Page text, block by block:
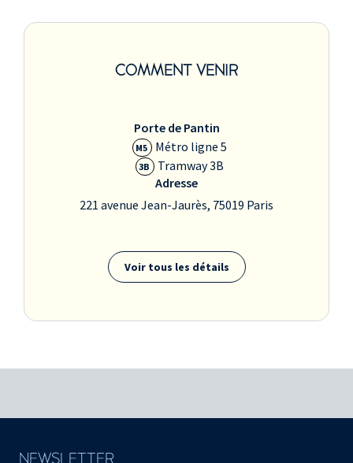
14:30
MERCREDI 31 MAI 2017 -
MERCREDI 7 JUIN 2017 -
MERCREDI 21 JUIN 2017 -
COMMENT VENIR
Porte de Pantin
M5 Métro ligne 5
3B
Tramway 3B
Adresse
221 avenue Jean-Jaurès, 75019 Paris
Voir tous les détails
NEWSLETTER